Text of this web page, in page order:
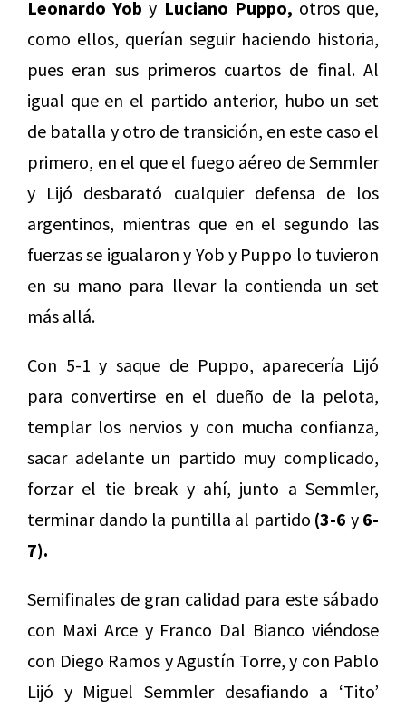
Leonardo Yob y Luciano Puppo, otros que,
como ellos, querían seguir haciendo historia,
pues eran sus primeros cuartos de final. Al
igual que en el partido anterior, hubo un set
de batalla y otro de transición, en este caso el
primero, en el que el fuego aéreo de Semmler
y Lijó desbarató cualquier defensa de los
argentinos, mientras que en el segundo las
fuerzas se igualaron y Yob y Puppo lo tuvieron
en su mano para llevar la contienda un set
más allá.
Con 5-1 y saque de Puppo, aparecería Lijó
para convertirse en el dueño de la pelota,
templar los nervios y con mucha confianza,
sacar adelante un partido muy complicado,
forzar el tie break y ahí, junto a Semmler,
terminar dando la puntilla al partido (3-6 y 6-
7).
Semifinales de gran calidad para este sábado
con Maxi Arce y Franco Dal Bianco viéndose
con Diego Ramos y Agustín Torre, y con Pablo
Lijó y Miguel Semmler desafiando a ‘Tito’